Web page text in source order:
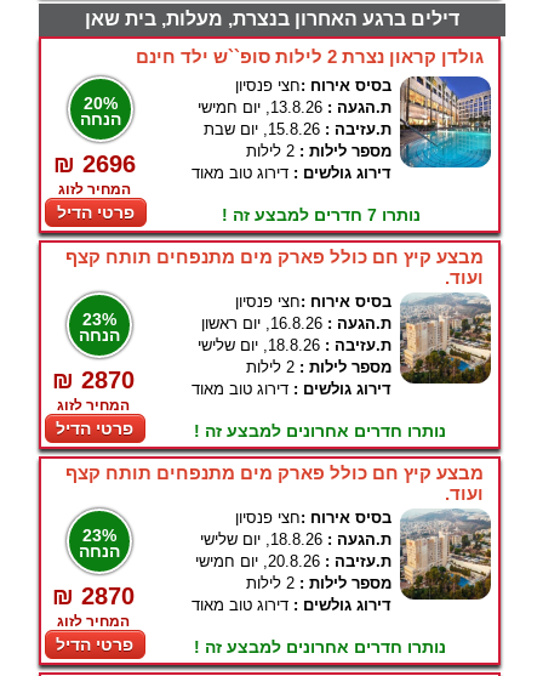
דילים ברגע האחרון בנצרת, מעלות, בית שאן
גולדן קראון נצרת 2 לילות סופ``ש ילד חינם
20%
הנחה
₪ 2696
המחיר לזוג
פרטי הדיל
בסיס אירוח :חצי פנסיון
ת.הגעה : 13.8.26, יום חמישי
ת.עזיבה : 15.8.26, יום שבת
מספר לילות : 2 לילות
דירוג גולשים : דירוג טוב מאוד
נותרו 7 חדרים למבצע זה !
מבצע קיץ חם כולל פארק מים מתנפחים תותח קצף
ועוד.
23%
הנחה
₪ 2870
המחיר לזוג
פרטי הדיל
בסיס אירוח :חצי פנסיון
ת.הגעה : 16.8.26, יום ראשון
ת.עזיבה : 18.8.26, יום שלישי
מספר לילות : 2 לילות
דירוג גולשים : דירוג טוב מאוד
נותרו חדרים אחרונים למבצע זה !
מבצע קיץ חם כולל פארק מים מתנפחים תותח קצף
ועוד.
23%
הנחה
₪ 2870
המחיר לזוג
פרטי הדיל
בסיס אירוח :חצי פנסיון
ת.הגעה : 18.8.26, יום שלישי
ת.עזיבה : 20.8.26, יום חמישי
מספר לילות : 2 לילות
דירוג גולשים : דירוג טוב מאוד
נותרו חדרים אחרונים למבצע זה !